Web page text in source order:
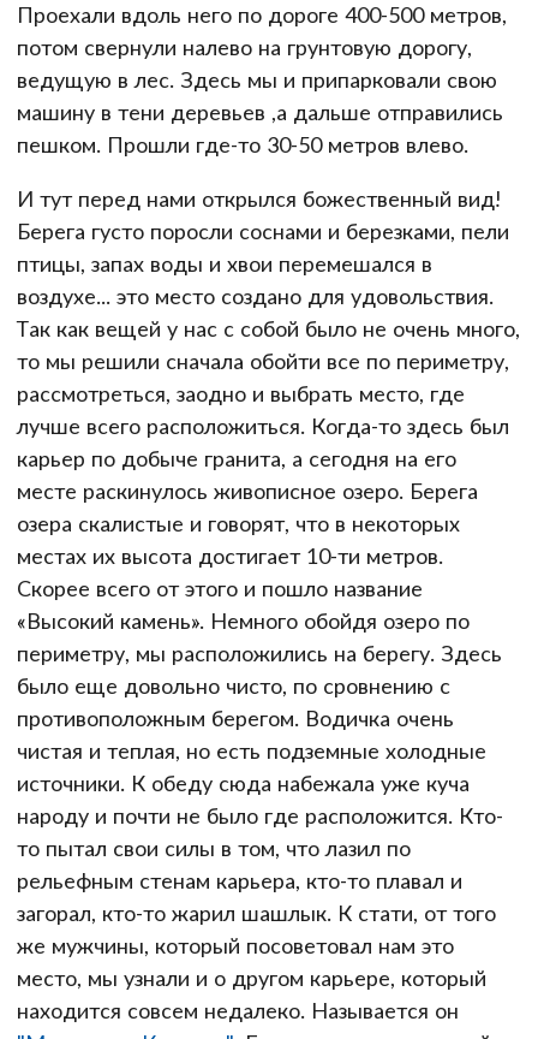
Проехали вдоль него по дороге 400-500 метров,
потом свернули налево на грунтовую дорогу,
ведущую в лес. Здесь мы и припарковали свою
машину в тени деревьев ,а дальше отправились
пешком. Прошли где-то 30-50 метров влево.
И тут перед нами открылся божественный вид!
Берега густо поросли соснами и березками, пели
птицы, запах воды и хвои перемешался в
воздухе... это место создано для удовольствия.
Так как вещей у нас с собой было не очень много,
то мы решили сначала обойти все по периметру,
рассмотреться, заодно и выбрать место, где
лучше всего расположиться. Когда-то здесь был
карьер по добыче гранита, а сегодня на его
месте раскинулось живописное озеро. Берега
озера скалистые и говорят, что в некоторых
местах их высота достигает 10-ти метров.
Скорее всего от этого и пошло название
«Высокий камень». Немного обойдя озеро по
периметру, мы расположились на берегу. Здесь
было еще довольно чисто, по сровнению с
противоположным берегом. Водичка очень
чистая и теплая, но есть подземные холодные
источники. К обеду сюда набежала уже куча
народу и почти не было где расположится. Кто-
то пытал свои силы в том, что лазил по
рельефным стенам карьера, кто-то плавал и
загорал, кто-то жарил шашлык. К стати, от того
же мужчины, который посоветовал нам это
место, мы узнали и о другом карьере, который
находится совсем недалеко. Называется он